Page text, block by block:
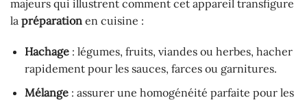
majeurs qui illustrent comment cet appareil transfigure
la préparation en cuisine :
Hachage: légumes, fruits, viandes ou herbes, hacher
rapidement pour les sauces, farces ou garnitures.
Mélange: assurer une homogénéité parfaite pour les